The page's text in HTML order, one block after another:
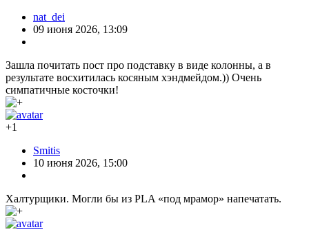
nat_dei
09 июня 2026, 13:09
Зашла почитать пост про подставку в виде колонны, а в
результате восхитилась косяным хэндмейдом.)) Очень
симпатичные косточки!
+1
Smitis
10 июня 2026, 15:00
Халтурщики. Могли бы из PLA «под мрамор» напечатать.